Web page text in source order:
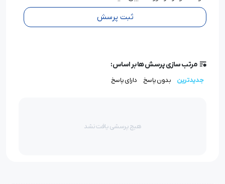
ثبت پرسش
مرتب سازی پرسش ها بر اساس:
جدیدترین بدون پاسخ دارای پاسخ
هیچ پرسشی یافت نشد